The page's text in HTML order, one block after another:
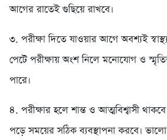
আগের রাতেই গুছিয়ে রাখবে।
৩. পরীক্ষা দিতে যাওয়ার আগে অবশ্যই
পেটে পরীক্ষায় অংশ নিলে মনোযোগ ও
পারে।
৪. পরীক্ষার হলে শান্ত ও আত্মবিশ্বাসী
পড়ে সময়ের সঠিক ব্যবস্থাপনা করবে। ভালো